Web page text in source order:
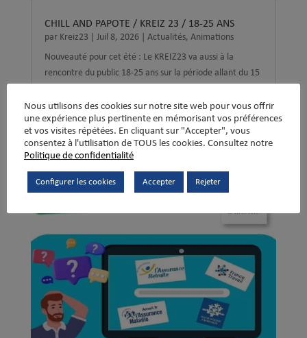
CHILL AND PAPOTE / KREIZ 23 / 18-25 ANS
par Kreiz23 Juil 8, 2026| Actualités, Animations
Nouveauté pour cet été : Le KREIZ23 va aussi à la
rencontre du public 18-25 ans sur la période allant du 15
d'accueillir cette tranche d'âge. Au programme : Des
temps d'échanges, des grands jeux, des défis,...
Nous utilisons des cookies sur notre site web pour vous offrir
une expérience plus pertinente en mémorisant vos préférences
et vos visites répétées. En cliquant sur "Accepter", vous
consentez à l'utilisation de TOUS les cookies. Consultez notre
Politique de confidentialité
Configurer les cookies Accepter Rejeter